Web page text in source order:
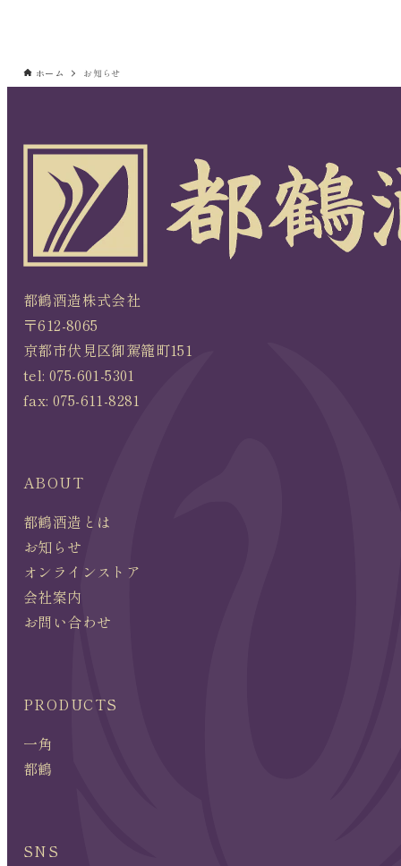
ホーム お知らせ
都鶴酒造株式会社
〒612-8065
京都市伏見区御駕籠町151
tel: 075-601-5301
fax: 075-611-8281
ABOUT
都鶴酒造とは
お知らせ
オンラインストア
会社案内
お問い合わせ
PRODUCTS
一角
都鶴
SNS